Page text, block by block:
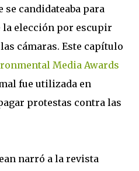
se candidateaba para
elección por escupir
cámaras. Este capítulo
Media Awards
fue utilizada en
protestas contra las
narró a la revista